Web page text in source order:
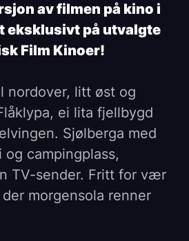
av filmen på kino i
eksklusivt på utvalgte
Film Kinoer!
nordover, litt øst og
ei lita fjellbygd
Sjølberga med
og campingplass,
TV-sender. Fritt for vær
morgensola renner